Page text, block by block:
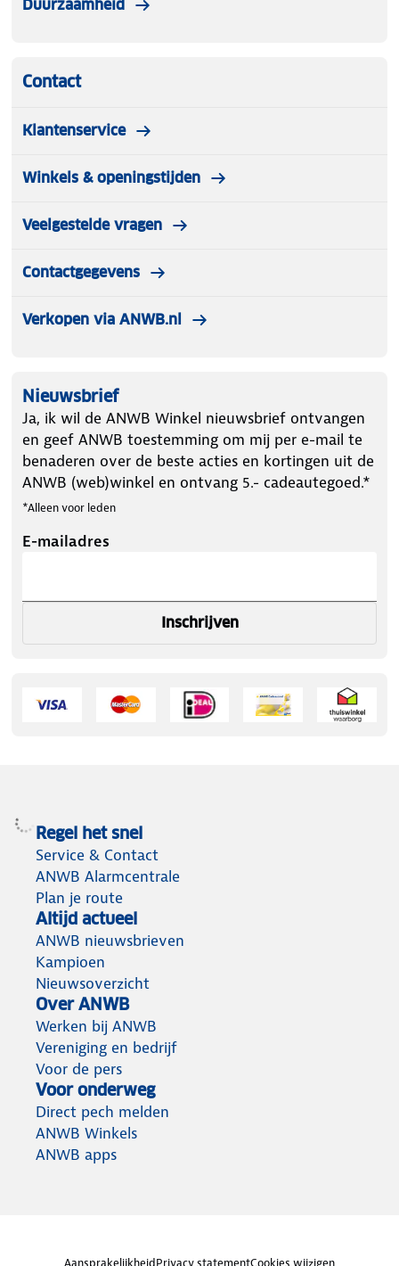
Duurzaamheid
Contact
Klantenservice
Winkels & openingstijden
Veelgestelde vragen
Contactgegevens
Verkopen via ANWB.nl
Nieuwsbrief
Ja, ik wil de ANWB Winkel nieuwsbrief ontvangen
en geef ANWB toestemming om mij per e-mail te
benaderen over de beste acties en kortingen uit de
ANWB (web)winkel en ontvang 5.- cadeautegoed.*
*Alleen voor leden
E-mailadres
Inschrijven
Regel het snel
Service & Contact
ANWB Alarmcentrale
Plan je route
Altijd actueel
ANWB nieuwsbrieven
Kampioen
Nieuwsoverzicht
Over ANWB
Werken bij ANWB
Vereniging en bedrijf
Voor de pers
Voor onderweg
Direct pech melden
ANWB Winkels
ANWB apps